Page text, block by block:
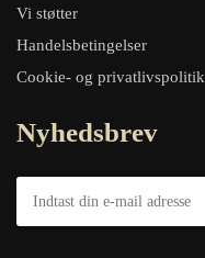
Vi støtter
Handelsbetingelser
Cookie- og privatlivspolitik
Nyhedsbrev